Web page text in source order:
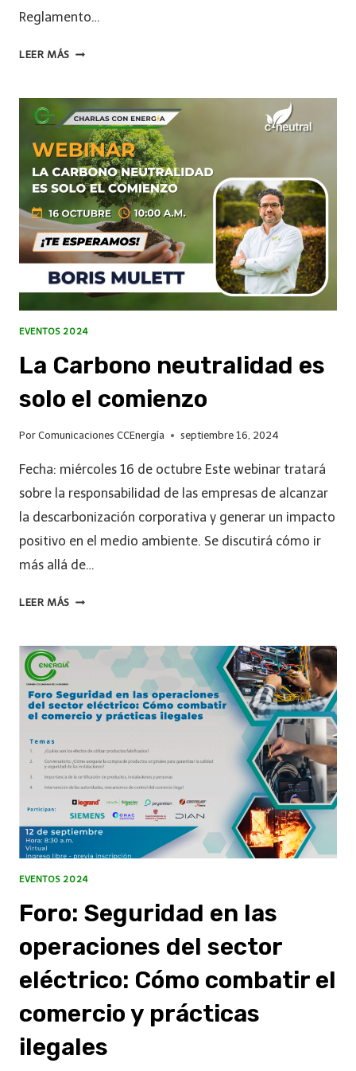
Reglamento…
LEER MÁS
EVENTOS 2024
La Carbono neutralidad es
solo el comienzo
Por Comunicaciones CCEnergía septiembre 16, 2024
Fecha: miércoles 16 de octubre Este webinar tratará
sobre la responsabilidad de las empresas de alcanzar
la descarbonización corporativa y generar un impacto
positivo en el medio ambiente. Se discutirá cómo ir
más allá de…
LEER MÁS
EVENTOS 2024
Foro: Seguridad en las
operaciones del sector
eléctrico: Cómo combatir el
comercio y prácticas
ilegales